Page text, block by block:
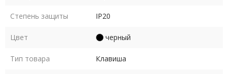
Степень защиты IP20
Цвет черный
Тип товара Клавиша